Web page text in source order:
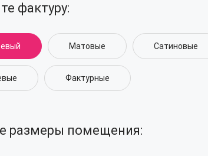
фактуру:
Матовые Сатиновые
Фактурные
размеры помещения: